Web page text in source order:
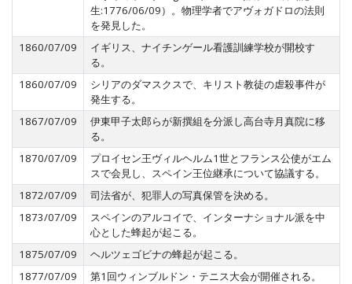
生:1776/06/09）。物理学者でアヴォガドロの法則
を発見した。
1860/07/09
イギリス、ナイチンゲール看護訓練学校が開校す
る。
1860/07/09
シリアのダマスクスで、キリスト教徒の虐殺事件が
発生する。
1867/07/09
伊東甲子太郎らが新撰組を分派し高台寺月真院に移
る。
1870/07/09
プロイセン王ヴィルヘルム1世とフランス公使がエム
スで会見し、スペイン王位継承について協議する。
1872/07/09
司法省が、犯罪人の写真保管を決める。
1873/07/09
スペインのアルコイで、インターナショナル派を中
心とした蜂起が起こる。
1875/07/09
ヘルツェゴビナの蜂起が起こる。
1877/07/09
第1回ウィンブルドン・テニス大会が開催される。